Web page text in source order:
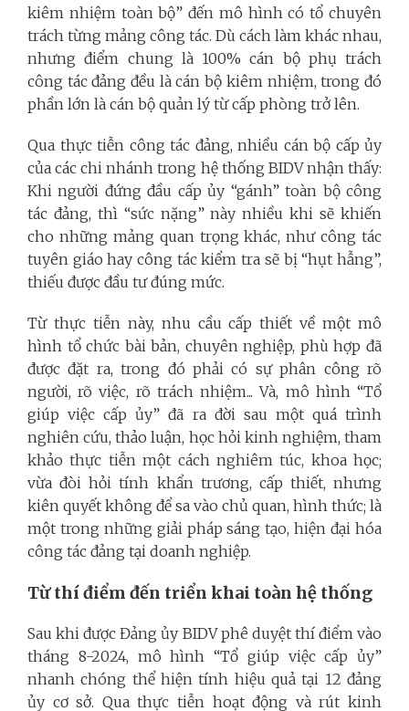
kiêm nhiệm toàn bộ” đến mô hình có tổ chuyên
trách từng mảng công tác. Dù cách làm khác nhau,
nhưng điểm chung là 100% cán bộ phụ trách
công tác đảng đều là cán bộ kiêm nhiệm, trong đó
phần lớn là cán bộ quản lý từ cấp phòng trở lên.
Qua thực tiễn công tác đảng, nhiều cán bộ cấp ủy
của các chi nhánh trong hệ thống BIDV nhận thấy:
Khi người đứng đầu cấp ủy “gánh” toàn bộ công
tác đảng, thì “sức nặng” này nhiều khi sẽ khiến
cho những mảng quan trọng khác, như công tác
tuyên giáo hay công tác kiểm tra sẽ bị “hụt hẫng”,
thiếu được đầu tư đúng mức.
Từ thực tiễn này, nhu cầu cấp thiết về một mô
hình tổ chức bài bản, chuyên nghiệp, phù hợp đã
được đặt ra, trong đó phải có sự phân công rõ
người, rõ việc, rõ trách nhiệm... Và, mô hình “Tổ
giúp việc cấp ủy” đã ra đời sau một quá trình
nghiên cứu, thảo luận, học hỏi kinh nghiệm, tham
khảo thực tiễn một cách nghiêm túc, khoa học;
vừa đòi hỏi tính khẩn trương, cấp thiết, nhưng
kiên quyết không để sa vào chủ quan, hình thức; là
một trong những giải pháp sáng tạo, hiện đại hóa
công tác đảng tại doanh nghiệp.
Từ thí điểm đến triển khai toàn hệ thống
Sau khi được Đảng ủy BIDV phê duyệt thí điểm vào
tháng 8-2024, mô hình “Tổ giúp việc cấp ủy”
nhanh chóng thể hiện tính hiệu quả tại 12 đảng
ủy cơ sở. Qua thực tiễn hoạt động và rút kinh